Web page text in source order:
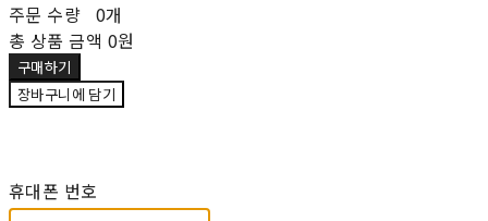
주문 수량 0개
총 상품 금액 0원
구매하기
장바구니에 담기
휴대폰 번호